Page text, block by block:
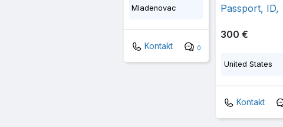
Mladenovac
Kontakt 0
Passport, ID,
300 €
United States
Kontakt